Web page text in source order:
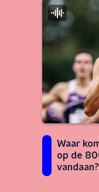
Waar
op de
vandaan?